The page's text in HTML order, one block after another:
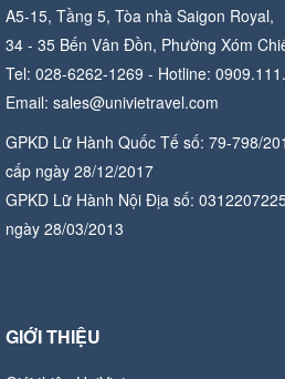
A5-15, Tầng 5, Tòa nhà Saigon Royal,
34 - 35 Bến Vân Đồn, Phường Xóm
Tel: 028-6262-1269 - Hotline:
Email: sales@univietravel.com
GPKD Lữ Hành Quốc Tế số: 79-798/
cấp ngày 28/12/2017
GPKD Lữ Hành Nội Địa số:
ngày 28/03/2013
GIỚI THIỆU